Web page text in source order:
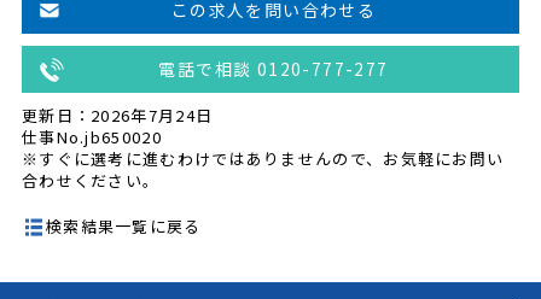
この求人を問い合わせる
電話で相談 0120-777-277
更新日：2026年7月24日
仕事No.jb650020
※すぐに選考に進むわけではありませんので、お気軽にお問い
合わせください。
検索結果一覧に戻る